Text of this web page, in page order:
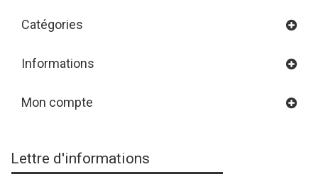
Catégories
Informations
Mon compte
Lettre d'informations